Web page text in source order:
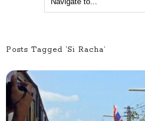
Posts Tagged ‘Si Racha’